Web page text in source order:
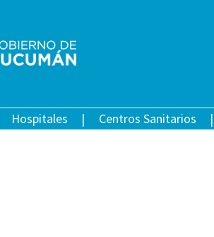
Hospitales Centros Sanitarios